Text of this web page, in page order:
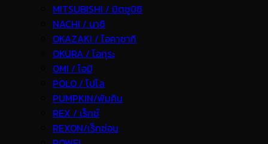
MITSUBISHI / มิตซูบิชิ
NACHI / นาชิ
OKAZAKI / โอคาซากิ
OKURA / โอกุระ
OMI / โอมิ
POLO / โปโล
PUMPKIN/พัมคิน
REX / เร็กช์
REXON/เร็กซ่อน